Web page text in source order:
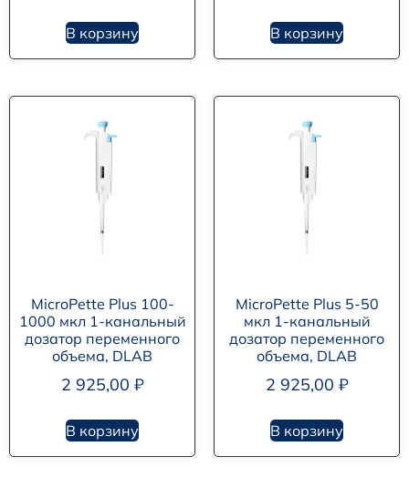
В корзину В корзину
MicroPette Plus 100-
1000 мкл 1-канальный
дозатор переменного
объема, DLAB
2 925,00 ₽
В корзину
MicroPette Plus 5-50
мкл 1-канальный
дозатор переменного
объема, DLAB
2 925,00 ₽
В корзину